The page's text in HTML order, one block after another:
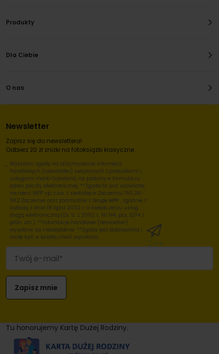
Produkty
Dla Ciebie
O nas
Newsletter
Zapisz się do newslettera!
Odbierz 20 zł zniżki na fotoksiążki klasyczne.
Wyrażam zgodę na otrzymywanie informacji
handlowych (newsletter) związanych z produktami i
usługami marki Colorland, na podany w formularzu
adres poczty elektronicznej. **Zgoda ta jest udzielana
na rzecz: MPP sp. z o.o. z siedzibą w Zaczerniu 190, 36-
062 Zaczernie oraz podmiotów z Grupy MPP , zgodnie z
Ustawą z dnia 18 lipca 2002 r. o świadczeniu usług
drogą elektroniczną (Dz. U. z 2002 r., Nr 144, poz. 1204 z
późn. zm.). **Informacje handlowe (newsletter)
wysyłane są nieodpłatnie. **Zgoda jest dobrowolna i
może być w każdej chwili wycofana.
Tu honorujemy Kartę Dużej Rodziny.